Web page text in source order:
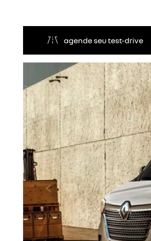
agende seu test-drive
Anterior